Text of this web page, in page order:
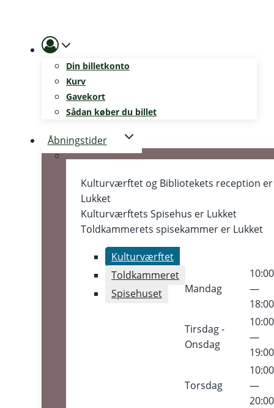
Din billetkonto
Kurv
Gavekort
Sådan køber du billet
Åbningstider
Kulturværftet og Bibliotekets reception er
Lukket
Kulturværftets Spisehus er Lukket
Toldkammerets spisekammer er Lukket
Kulturværftet
Toldkammeret
Spisehuset
Mandag
10:00
—
18:00
Tirsdag -
Onsdag
10:00
—
19:00
Torsdag
10:00
—
20:00